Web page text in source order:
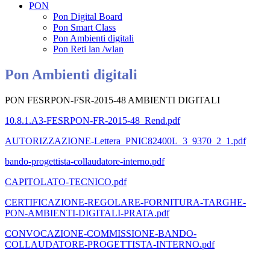
PON
Pon Digital Board
Pon Smart Class
Pon Ambienti digitali
Pon Reti lan /wlan
Pon Ambienti digitali
PON FESRPON-FSR-2015-48 AMBIENTI DIGITALI
10.8.1.A3-FESRPON-FR-2015-48_Rend.pdf
AUTORIZZAZIONE-Lettera_PNIC82400L_3_9370_2_1.pdf
bando-progettista-collaudatore-interno.pdf
CAPITOLATO-TECNICO.pdf
CERTIFICAZIONE-REGOLARE-FORNITURA-TARGHE-
PON-AMBIENTI-DIGITALI-PRATA.pdf
CONVOCAZIONE-COMMISSIONE-BANDO-
COLLAUDATORE-PROGETTISTA-INTERNO.pdf